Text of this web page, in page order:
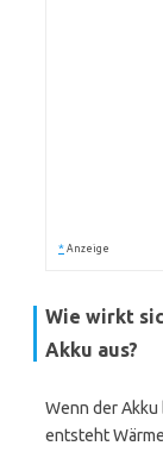
* Anzeige
Wie wirkt
Akku aus?
Wenn der Akku
entsteht